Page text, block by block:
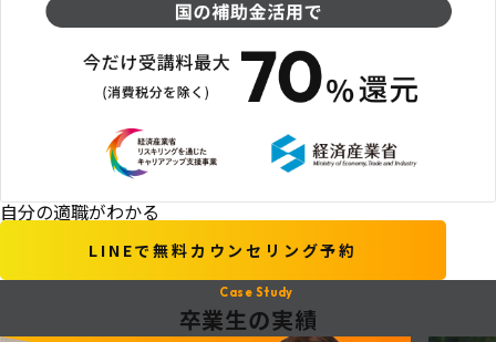
自分の適職がわかる
LINEで無料カウンセリング予約
Case Study
卒業生の実績